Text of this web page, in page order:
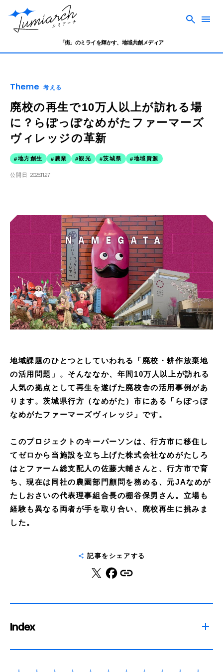
「街」のミライを輝かす、地域共創メディア
Theme 考える
廃校の再生で10万人以上が訪れる場
に？らぽっぽなめがたファーマーズ
ヴィレッジの革新
地方創生 農業 観光 茨城県 地域資源
公開日 2025.11.27
地域課題のひとつとしていわれる「廃校・耕作放棄地
の活用問題」。そんななか、年間10万人以上が訪れる
人気の拠点として再生を遂げた廃校舎の活用事例があ
ります。茨城県行方（なめがた）市にある「らぽっぽ
なめがたファーマーズヴィレッジ」です。
このプロジェクトのキーパーソンは、行方市に移住し
てゼロから当施設を立ち上げた株式会社なめがたしろ
はとファーム総支配人の佐藤大輔さんと、行方市で育
ち、現在は同社の農園部門顧問を務める、元JAなめが
たしおさいの代表理事組合長の棚谷保男さん。立場も
経験も異なる両者が手を取り合い、廃校再生に挑みま
した。
記事をシェアする
Index